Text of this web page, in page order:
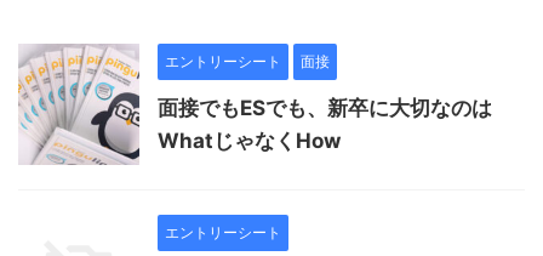
エントリーシート 面接
面接でもESでも、新卒に大切なのは
WhatじゃなくHow
エントリーシート